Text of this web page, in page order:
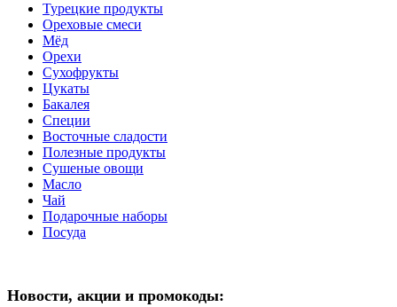
Турецкие продукты
Ореховые смеси
Мёд
Орехи
Сухофрукты
Цукаты
Бакалея
Специи
Восточные сладости
Полезные продукты
Сушеные овощи
Масло
Чай
Подарочные наборы
Посуда
Новости, акции и промокоды: